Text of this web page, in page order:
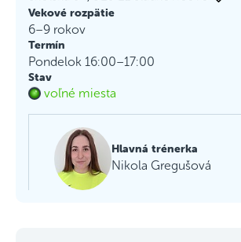
Vekové rozpätie
6–9 rokov
Termín
Pondelok 16:00–17:00
Stav
voľné miesta
Hlavná trénerka
Nikola Gregušová